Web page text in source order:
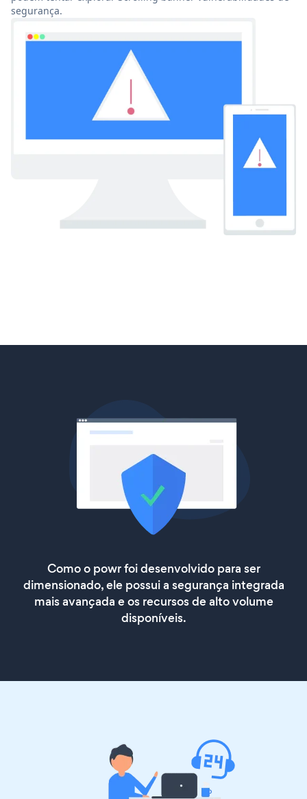
segurança.
Como o powr foi desenvolvido para ser
dimensionado, ele possui a segurança integrada
mais avançada e os recursos de alto volume
disponíveis.